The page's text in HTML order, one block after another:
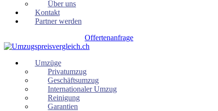
Über uns
Kontakt
Partner werden
Offertenanfrage
Umzüge
Privatumzug
Geschäftsumzug
Internationaler Umzug
Reinigung
Garantien